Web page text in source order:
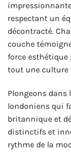
respectant un
décontracté.
couche
force esthétique
tout une culture
Plongeons dans
londoniens qui
britannique et
distinctifs et
rythme de la